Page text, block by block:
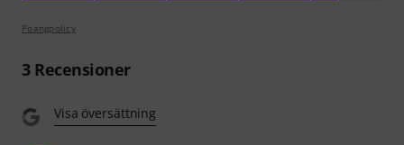
Poängpolicy
3Recensioner
Visa översättning